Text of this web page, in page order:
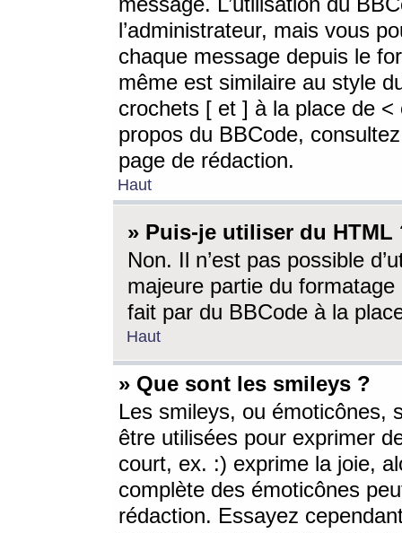
l’administrateur, mais vous
chaque message depuis le
même est similaire au style
crochets [ et ] à la place de <
propos du BBCode,
page de rédaction.
Haut
» Puis-je utiliser du HTML
Non. Il n’est pas possible
majeure partie du
fait par du BBCode à la
Haut
» Que sont les smileys ?
Les smileys, ou émoticônes,
être utilisées pour exprimer
court, ex. :) exprime la joie,
complète des émoticônes
rédaction. Essayez